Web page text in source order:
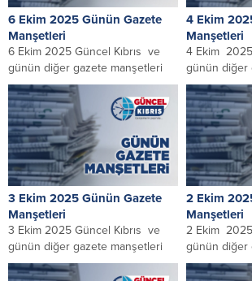
6 Ekim 2025 Günün Gazete
Manşetleri
6 Ekim 2025 Güncel Kıbrıs ve
günün diğer gazete manşetleri
4 Ekim
Manşetleri
4 Ekim
günün diğer
3 Ekim 2025 Günün Gazete
Manşetleri
3 Ekim 2025 Güncel Kıbrıs ve
günün diğer gazete manşetleri
2 Ekim
Manşetleri
2 Ekim
günün diğer